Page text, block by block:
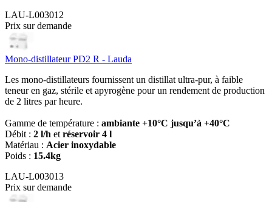
LAU-L003012
Prix sur demande
Mono-distillateur PD2 R - Lauda
Les mono-distillateurs fournissent un distillat ultra-pur, à faible
teneur en gaz, stérile et apyrogène pour un rendement de production
de 2 litres par heure.
Gamme de température : ambiante +10°C jusqu’à +40°C
Débit : 2 l/h et réservoir 4 l
Matériau : Acier inoxydable
Poids : 15.4kg
LAU-L003013
Prix sur demande